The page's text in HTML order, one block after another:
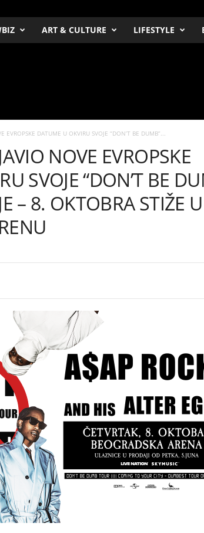
ART & CULTURE LIFESTYLE
EVROPSKE DATUME U OKVIRU SVOJE “DON’T BE DUMB”...
NOVE EVROPSKE
SVOJE “DON’T BE
– 8. OKTOBRA STIŽE U